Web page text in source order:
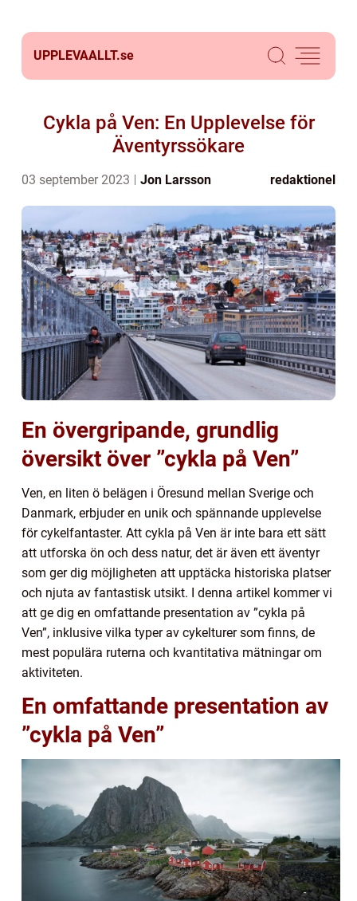
UPPLEVAALLT.se
Cykla på Ven: En Upplevelse för
Äventyrssökare
03 september 2023 Jon Larsson redaktionel
En övergripande, grundlig
översikt över ”cykla på Ven”
Ven, en liten ö belägen i Öresund mellan Sverige och
Danmark, erbjuder en unik och spännande upplevelse
för cykelfantaster. Att cykla på Ven är inte bara ett sätt
att utforska ön och dess natur, det är även ett äventyr
som ger dig möjligheten att upptäcka historiska platser
och njuta av fantastisk utsikt. I denna artikel kommer vi
att ge dig en omfattande presentation av ”cykla på
Ven”, inklusive vilka typer av cykelturer som finns, de
mest populära ruterna och kvantitativa mätningar om
aktiviteten.
En omfattande presentation av
”cykla på Ven”